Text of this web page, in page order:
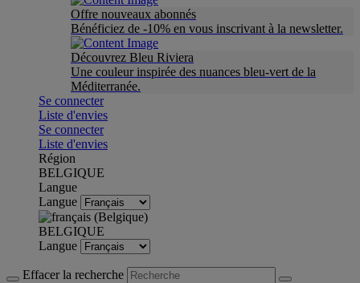
Offre nouveaux abonnés
Bénéficiez de -10% en vous inscrivant à la newsletter.
Découvrez Bleu Riviera
Une couleur inspirée des nuances bleu-vert de la
Méditerranée.
Se connecter
Liste d'envies
Se connecter
Liste d'envies
Région
BELGIQUE
Langue
Langue
BELGIQUE
Langue
Effacer la recherche